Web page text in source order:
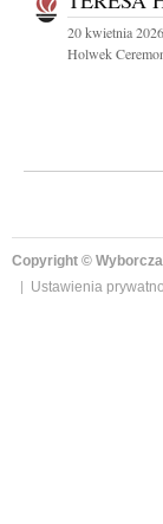
20 kwietnia
Holwek
Copyright ©
Ustawienia